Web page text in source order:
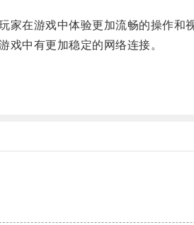
在游戏中体验更加流畅的操作和视
中有更加稳定的网络连接。